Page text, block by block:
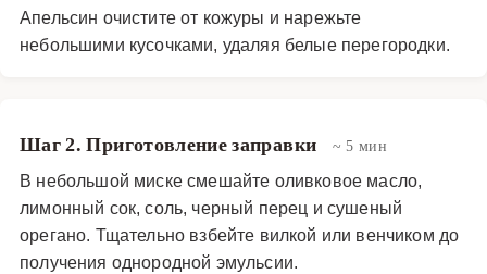
Апельсин очистите от кожуры и нарежьте
небольшими кусочками, удаляя белые перегородки.
Шаг 2. Приготовление заправки ~ 5 мин
В небольшой миске смешайте оливковое масло,
лимонный сок, соль, черный перец и сушеный
орегано. Тщательно взбейте вилкой или венчиком до
получения однородной эмульсии.